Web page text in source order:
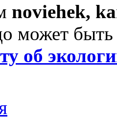
noviehek,
может
об